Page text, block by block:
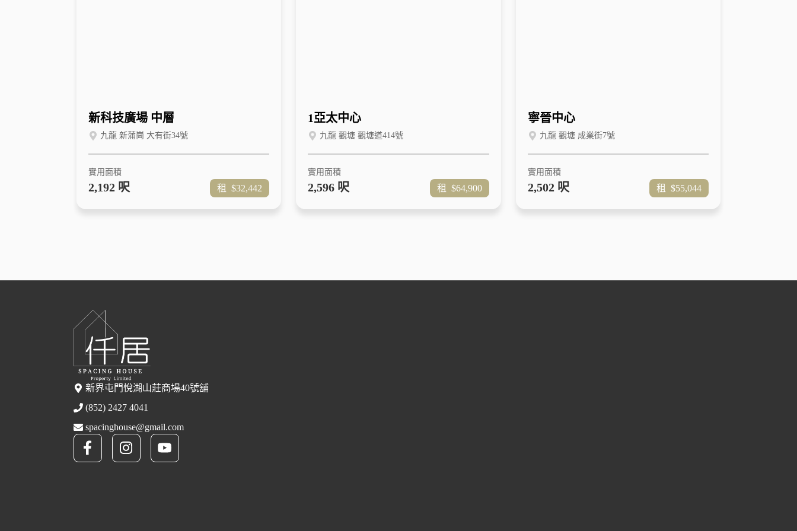
新科技廣場 中層
九龍 新蒲崗 大有街34號
實用面積
2,192 呎 租 $32,442
1亞太中心
九龍 觀塘 觀塘道414號
實用面積
2,596 呎 租 $64,900
寧晉中心
九龍 觀塘 成業街7號
實用面積
2,502 呎 租 $55,044
新界屯門悅湖山莊商場40號舖
(852) 2427 4041
spacinghouse@gmail.com